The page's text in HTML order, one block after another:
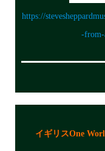
https://
-from-
イギリスOne